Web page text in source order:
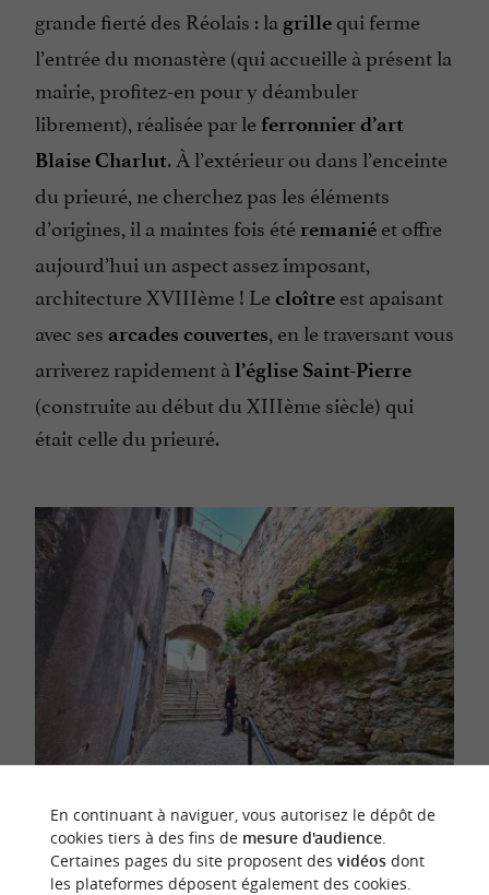
grande fierté des Réolais : la grillequi ferme
l’entrée du monastère (qui accueille à présent la
mairie, profitez-en pour y déambuler
librement), réalisée par le ferronnier d’art
BlaiseCharlut. À l’extérieur ou dans l’enceinte
du prieuré, ne cherchez pas les éléments
d’origines, il a maintes fois été remanié et offre
aujourd’hui un aspect assez imposant,
architecture XVIIIème ! Lecloître est apaisant
avec ses arcades couvertes, en le traversant vous
arriverez rapidement à l’église Saint-Pierre
(construite au début du XIIIème siècle) qui
était celle du prieuré.
La porte du Sault, la seule qui est intacte de
l'époque des remparts
En continuant à naviguer, vous autorisez le dépôt de
cookies tiers à des fins de mesure d'audience.
Certaines pages du site proposent des vidéosdont
les plateformes déposent également des cookies.